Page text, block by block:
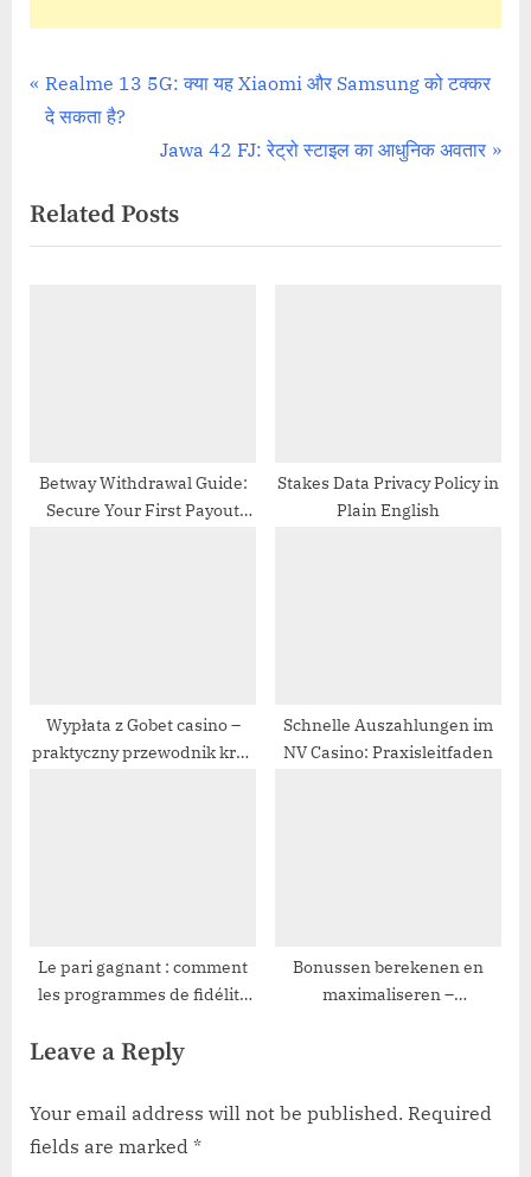
Mobile Reviews
Post
navigation
P
r
i
o
:
Realme 13 5G: क्या यह Xiaomi और Samsung को टक्कर
दे सकता है?
N
x
t
Jawa 42 FJ: रेट्रो स्टाइल का आधुनिक अवतार
Related Posts
Betway Withdrawal Guide:
Secure Your First Payout
Stakes Data Privacy Policy in
Plain English
Wypłata z Gobet casino –
praktyczny przewodnik krok
Schnelle Auszahlungen im
NV Casino: Praxisleitfaden
Le pari gagnant : comment
les programmes de fidélité
relancent la concurrence
Bonussen berekenen en
maximaliseren –
Leave a Reply
Your email address will not be published. Required
fields are marked *